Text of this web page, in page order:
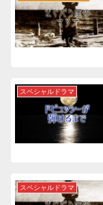
スペシャルドラマ
スペシャルドラマ